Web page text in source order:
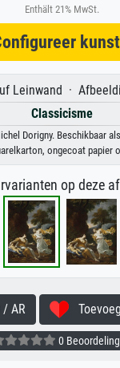
Enthält 21% MwSt.
Leinwand ·
Classicisme
Dorigny. Beschikbaar
ongecoat papier
op deze
AR
0